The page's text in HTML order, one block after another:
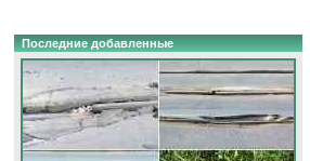
Последние добавленные